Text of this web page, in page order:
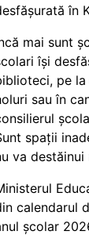
în
mai sunt
își
pe
sau în
spații
va
calendarul
școlar